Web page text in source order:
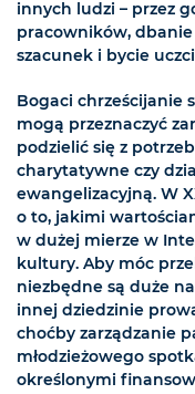
innych ludzi – przez
pracowników,
szacunek i bycie
Bogaci chrześcijanie
mogą przeznaczyć
podzielić się z
charytatywne czy
ewangelizacyjną. W
o to, jakimi
w dużej mierze w
kultury. Aby móc
niezbędne są duże
innej dziedzinie
choćby zarządzanie
młodzieżowego
określonymi